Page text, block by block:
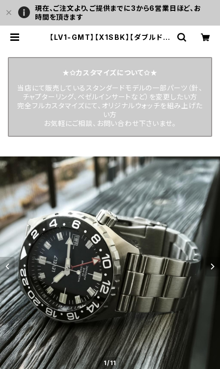
現在、ご注文より、ご提供までに3から6営業日ほど、お
時間を頂きます
【LV1-GMT】【X1SBK】【ダブルドー
KO TMI NH34 ムーブメント搭載 メ
ンズウォッチ LEVEL7 | LEVEL7
★✩カスタマイズについて✩★
当店にて販売しているスタンダードモデルの一部パーツ（針、
チャプターリング、ベゼルインサートなど）を変更したい方
完全フルカスタマイズにて、オリジナルウォッチを組み上げた
い方
お気軽にご相談、お問い合わせ下さいませ。
1/11